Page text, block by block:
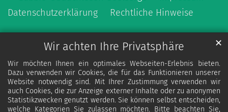
Wir achten Ihre Privatsphäre
Wir möchten Ihnen ein optimales Webseiten-Erlebnis bieten.
Dazu verwenden wir Cookies, die für das Funktionieren unserer
Website notwendig sind. Mit Ihrer Zustimmung verwenden wir
auch Cookies, die zur Anzeige externer Inhalte oder zu anonymen
Statistikzwecken genutzt werden. Sie können selbst entscheiden,
welche Kategorien Sie zulassen möchten. Bitte beachten Sie,
✕
Datenschutzerklärung
Rechtliche Hinweise